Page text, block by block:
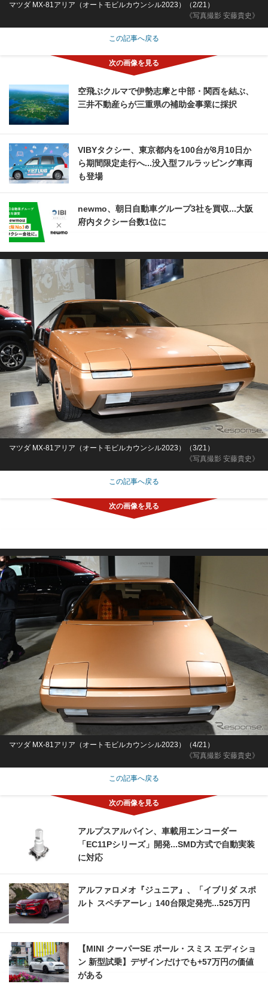
《写真撮影 安藤貴史》
マツダ MX-81アリア（オートモビルカウンシル2023）（2/21）
この記事へ戻る
空飛ぶクルマで伊勢志摩と中部・関西を結ぶ、
三井不動産らが三重県の補助金事業に採択
VIBYタクシー、東京都内を100台が8月10日か
ら期間限定走行へ...没入型フルラッピング車両
も登場
newmo、朝日自動車グループ3社を買収...大阪
府内タクシー台数1位に
《写真撮影 安藤貴史》
マツダ MX-81アリア（オートモビルカウンシル2023）（3/21）
この記事へ戻る
《写真撮影 安藤貴史》
マツダ MX-81アリア（オートモビルカウンシル2023）（4/21）
この記事へ戻る
アルプスアルパイン、車載用エンコーダー
「EC11Pシリーズ」開発...SMD方式で自動実装
に対応
アルファロメオ『ジュニア』、「イブリダ スポ
ルト スペチアーレ」140台限定発売...525万円
【MINI クーパーSE ポール・スミス エディショ
ン 新型試乗】デザインだけでも+57万円の価値
がある